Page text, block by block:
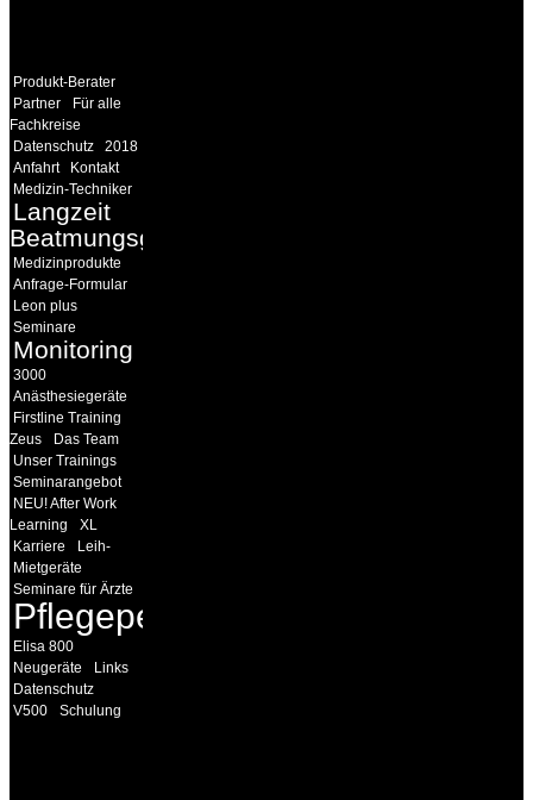
Produkt-Berater
Partner
Für alle
Fachkreise
Datenschutz
2018
Anfahrt
Kontakt
Medizin-Techniker
Langzeit
Beatmungsgeräte
Medizinprodukte
Anfrage-Formular
Leon plus
Seminare
Monitoring
3000
Anästhesiegeräte
Firstline Training
Zeus
Das Team
Unser Trainings
Seminarangebot
NEU! After Work
Learning
XL
Karriere
Leih-
Mietgeräte
Seminare für Ärzte
Pflegepersonal
Elisa 800
Neugeräte
Links
Datenschutz
V500
Schulung